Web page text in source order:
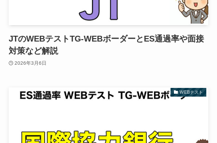
JTのWEBテストTG-WEBボーダーとES通過率や面接
対策など解説
2026年3月6日
WEBテスト